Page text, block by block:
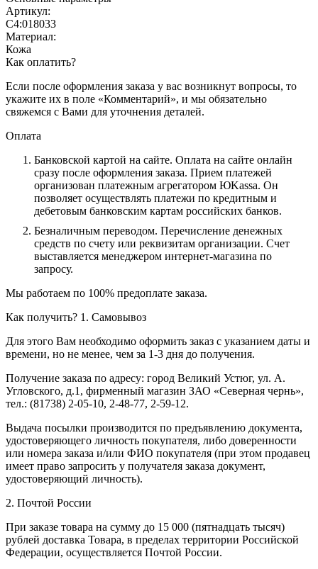
Артикул:
С4:018033
Материал:
Кожа
Как оплатить?
Если после оформления заказа у вас возникнут вопросы, то
укажите их в поле «Комментарий», и мы обязательно
свяжемся с Вами для уточнения деталей.
Оплата
Банковской картой на сайте. Оплата на сайте онлайн
сразу после оформления заказа. Прием платежей
организован платежным агрегатором ЮKassa. Он
позволяет осуществлять платежи по кредитным и
дебетовым банковским картам российских банков.
Безналичным переводом. Перечисление денежных
средств по счету или реквизитам организации. Счет
выставляется менеджером интернет-магазина по
запросу.
Мы работаем по 100% предоплате заказа.
Как получить? 1. Самовывоз
Для этого Вам необходимо оформить заказ с указанием даты и
времени, но не менее, чем за 1-3 дня до получения.
Получение заказа по адресу: город Великий Устюг, ул. А.
Угловского, д.1, фирменный магазин ЗАО «Северная чернь»,
тел.: (81738) 2-05-10, 2-48-77, 2-59-12.
Выдача посылки производится по предъявлению документа,
удостоверяющего личность покупателя, либо доверенности
или номера заказа и/или ФИО покупателя (при этом продавец
имеет право запросить у получателя заказа документ,
удостоверяющий личность).
2. Почтой России
При заказе товара на сумму до 15 000 (пятнадцать тысяч)
рублей доставка Товара, в пределах территории Российской
Федерации, осуществляется Почтой России.